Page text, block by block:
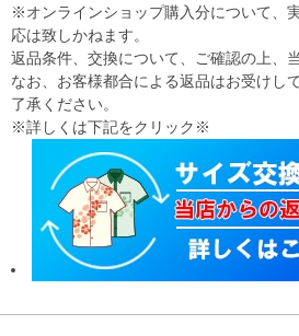
※オンラインショップ購入分について、
応は致しかねます。
返品条件、交換について、ご確認の上、
なお、お客様都合による返品はお受けし
了承ください。
※詳しくは下記をクリック※